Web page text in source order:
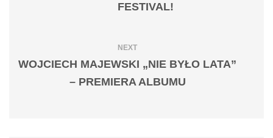
FESTIVAL!
NEXT
WOJCIECH MAJEWSKI „NIE BYŁO LATA”
– PREMIERA ALBUMU